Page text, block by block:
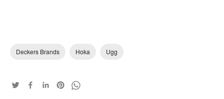
Deckers Brands Hoka Ugg